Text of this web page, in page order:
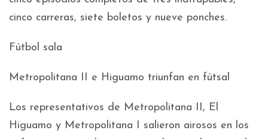
cinco carreras, siete boletos y nueve ponches.
Fútbol sala
Metropolitana II e Higuamo triunfan en fútsal
Los representativos de Metropolitana II, El
Higuamo y Metropolitana I salieron airosos en los